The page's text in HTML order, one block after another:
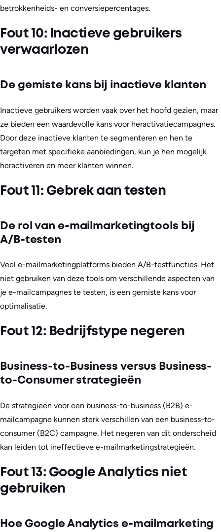
betrokkenheids- en conversiepercentages.
Fout 10: Inactieve gebruikers
verwaarlozen
De gemiste kans bij inactieve klanten
Inactieve gebruikers worden vaak over het hoofd gezien, maar
ze bieden een waardevolle kans voor heractivatiecampagnes.
Door deze inactieve klanten te segmenteren en hen te
targeten met specifieke aanbiedingen, kun je hen mogelijk
heractiveren en meer klanten winnen.
Fout 11: Gebrek aan testen
De rol van e-mailmarketingtools bij
A/B-testen
Veel e-mailmarketingplatforms bieden A/B-testfuncties. Het
niet gebruiken van deze tools om verschillende aspecten van
je e-mailcampagnes te testen, is een gemiste kans voor
optimalisatie.
Fout 12: Bedrijfstype negeren
Business-to-Business versus Business-
to-Consumer strategieën
De strategieën voor een business-to-business (B2B) e-
mailcampagne kunnen sterk verschillen van een business-to-
consumer (B2C) campagne. Het negeren van dit onderscheid
kan leiden tot ineffectieve e-mailmarketingstrategieën.
Fout 13: Google Analytics niet
gebruiken
Hoe Google Analytics e-mailmarketing